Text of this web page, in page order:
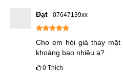
Đạt 07647139xx
Cho em hỏi giá thay
khoảng bao nhiêu ạ?
0 Thích